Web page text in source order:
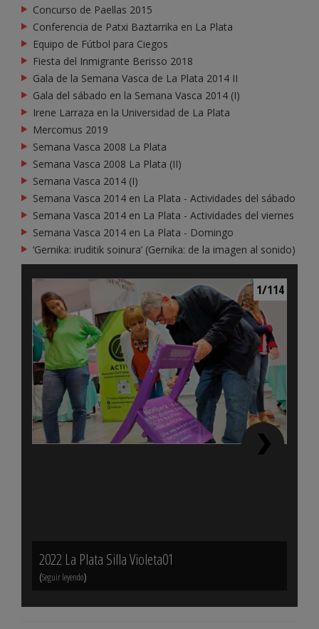
Concurso de Paellas 2015
Conferencia de Patxi Baztarrika en La Plata
Equipo de Fútbol para Ciegos
Fiesta del Inmigrante Berisso 2018
Gala de la Semana Vasca de La Plata 2014 II
Gala del sábado en la Semana Vasca 2014 (I)
Irene Larraza en la Universidad de La Plata
Mercomus 2019
Semana Vasca 2008 La Plata
Semana Vasca 2008 La Plata (II)
Semana Vasca 2014 (I)
Semana Vasca 2014 en La Plata - Actividades del sábado
Semana Vasca 2014 en La Plata - Actividades del viernes
Semana Vasca 2014 en La Plata - Domingo
‘Gernika: iruditik soinura’ (Gernika: de la imagen al sonido)
1/114
2022 La Plata Silla Violeta01
(Seguir leyendo)